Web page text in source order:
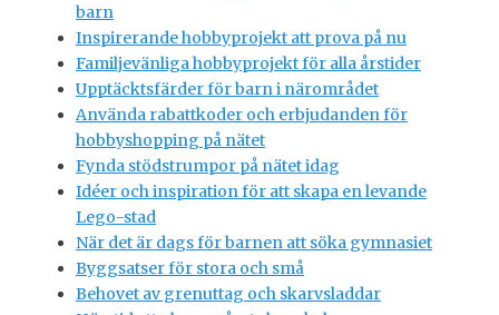
barn
Inspirerande hobbyprojekt att prova på nu
Familjevänliga hobbyprojekt för alla årstider
Upptäcktsfärder för barn i närområdet
Använda rabattkoder och erbjudanden för
hobbyshopping på nätet
Fynda stödstrumpor på nätet idag
Idéer och inspiration för att skapa en levande
Lego-stad
När det är dags för barnen att söka gymnasiet
Byggsatser för stora och små
Behovet av grenuttag och skarvsladdar